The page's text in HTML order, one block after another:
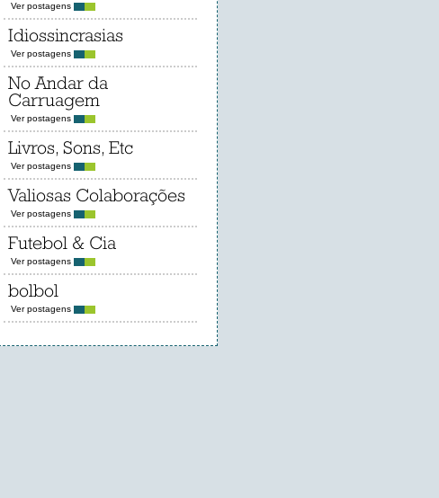
Ver postagens
Idiossincrasias
Ver postagens
No Andar da
Carruagem
Ver postagens
Livros, Sons, Etc
Ver postagens
Valiosas Colaborações
Ver postagens
Futebol & Cia
Ver postagens
bolbol
Ver postagens